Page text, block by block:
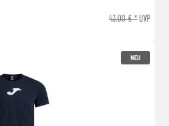
43,00 € *UVP
NEU